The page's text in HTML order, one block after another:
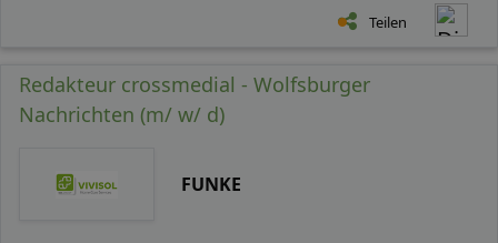
Teilen
Redakteur crossmedial - Wolfsburger
Nachrichten (m/ w/ d)
FUNKE